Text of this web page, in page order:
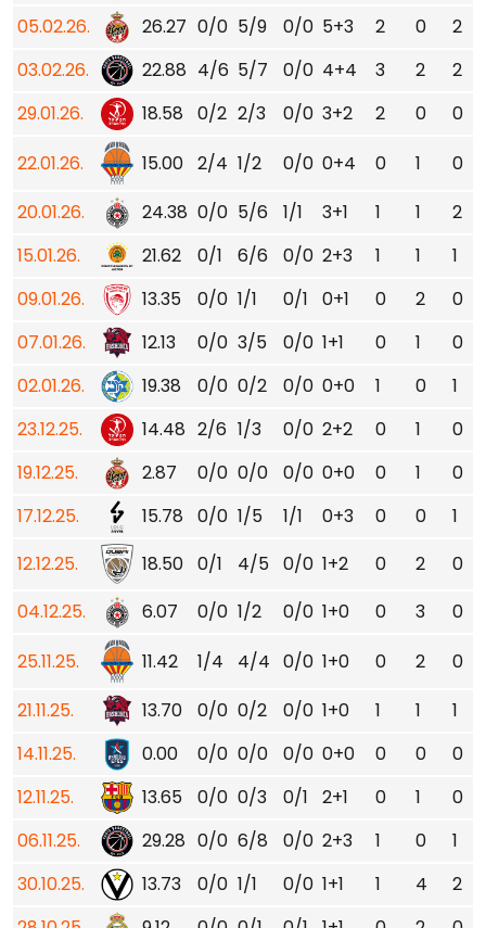
05.02.26.
26.27 0/0 5/9 0/0 5+3 2 0
2
03.02.26.
22.88 4/6 5/7 0/0 4+4 3 2
2
29.01.26.
18.58 0/2 2/3 0/0 3+2 2 0
0
22.01.26.
15.00 2/4 1/2 0/0 0+4 0 1
0
20.01.26.
24.38 0/0 5/6 1/1 3+1 1 1
2
15.01.26.
21.62 0/1 6/6 0/0 2+3 1 1
1
09.01.26.
13.35 0/0 1/1 0/1 0+1 0 2
0
07.01.26.
12.13 0/0 3/5 0/0 1+1 0 1
0
02.01.26.
19.38 0/0 0/2 0/0 0+0 1 0
1
23.12.25.
14.48 2/6 1/3 0/0 2+2 0 1
0
19.12.25.
2.87 0/0 0/0 0/0 0+0 0 1
0
17.12.25.
15.78 0/0 1/5 1/1 0+3 0 0
1
12.12.25.
18.50 0/1 4/5 0/0 1+2 0 2
0
04.12.25.
6.07 0/0 1/2 0/0 1+0 0 3
0
25.11.25.
11.42 1/4 4/4 0/0 1+0 0 2
0
21.11.25.
13.70 0/0 0/2 0/0 1+0 1 1
1
14.11.25.
0.00 0/0 0/0 0/0 0+0 0 0
0
12.11.25.
13.65 0/0 0/3 0/1 2+1 0 1
0
06.11.25.
29.28 0/0 6/8 0/0 2+3 1 0
1
30.10.25.
13.73 0/0 1/1 0/0 1+1 1 4
2